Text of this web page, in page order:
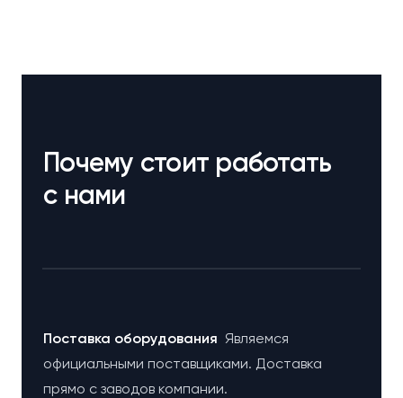
Почему стоит работать
с нами
Поставка оборудования Являемся
официальными поставщиками. Доставка
прямо с заводов компании.